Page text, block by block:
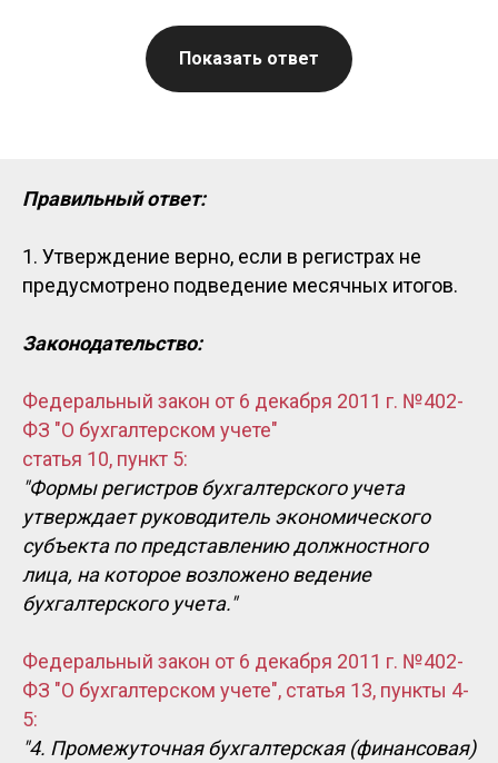
Показать ответ
Правильный ответ:
1. Утверждение верно, если в регистрах не
предусмотрено подведение месячных итогов.
Законодательство:
Федеральный закон от 6 декабря 2011 г. №402-
ФЗ "О бухгалтерском учете"
статья 10, пункт 5:
"Формы регистров бухгалтерского учета
утверждает руководитель экономического
субъекта по представлению должностного
лица, на которое возложено ведение
бухгалтерского учета."
Федеральный закон от 6 декабря 2011 г. №402-
ФЗ "О бухгалтерском учете", статья 13, пункты 4-
5:
"4. Промежуточная бухгалтерская (финансовая)